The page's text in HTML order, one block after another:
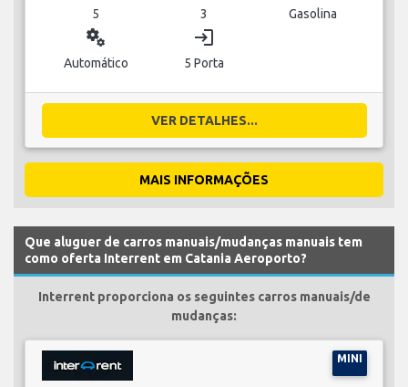
5 3 Gasolina
miscellaneous_services
Automático
login
5 Porta
VER DETALHES...
MAIS INFORMAÇÕES
Que aluguer de carros manuais/mudanças manuais tem
como oferta Interrent em Catania Aeroporto?
Interrent proporciona os seguintes carros manuais/de
mudanças:
MINI